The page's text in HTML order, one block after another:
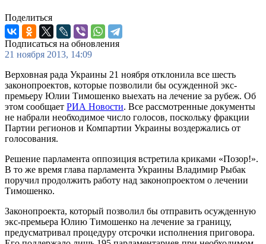
Поделиться
Подписаться на обновления
21 ноября 2013, 14:09
Верховная рада Украины 21 ноября отклонила все шесть
законопроектов, которые позволили бы осужденной экс-
премьеру Юлии Тимошенко выехать на лечение за рубеж. Об
этом сообщает РИА Новости. Все рассмотренные документы
не набрали необходимое число голосов, поскольку фракции
Партии регионов и Компартии Украины воздержались от
голосования.
Решение парламента оппозиция встретила криками «Позор!».
В то же время глава парламента Украины Владимир Рыбак
поручил продолжить работу над законопроектом о лечении
Тимошенко.
Законопроекта, который позволил бы отправить осужденную
экс-премьера Юлию Тимошенко на лечение за границу,
предусматривал процедуру отсрочки исполнения приговора.